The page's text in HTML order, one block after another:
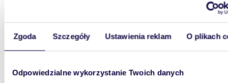
Zgoda Szczegóły Ustawienia reklam O plikach
Odpowiedzialne wykorzystanie Twoich danych